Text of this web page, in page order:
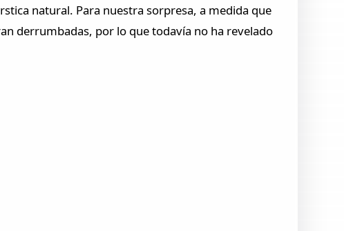
natural. Para nuestra sorpresa, a medida que
derrumbadas, por lo que todavía no ha revelado